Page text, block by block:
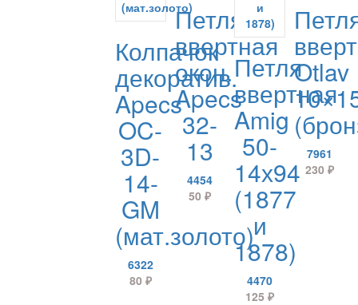
Колпачок
декоратив.
Apecs
OC-
3D-
14-
GM
(мат.золото)
6322
80 ₽
Петля
ввертная
окон.
Apecs
32-
13
4454
50₽
Петля
ввертная
Amig
50-
14х94
(1877
и
1878)
4470
125₽
Otlav
7961
230 ₽